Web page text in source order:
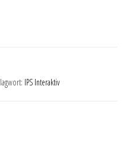
Menge
IPS Interaktiv